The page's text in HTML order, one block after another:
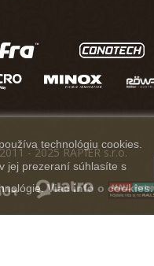
technológiu cookies.
jej prezeraní súhlasíte s
Viac info o cookies.
- 2025 RAPIER s.r.o.